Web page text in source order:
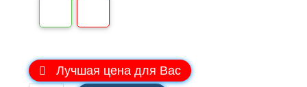
Лучшая цена для Вас В наличии